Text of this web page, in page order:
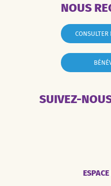
NOUS
CONSULTER
SUIVEZ-